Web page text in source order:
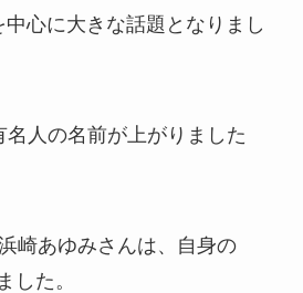
心に大きな話題となりまし
人の名前が上がりました
崎あゆみさんは、自身の
した。